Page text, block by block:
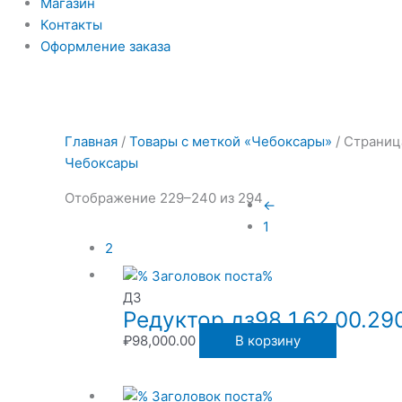
Контакты
Оформление заказа
Главная / Товары с меткой «Чебоксары» /
Чебоксары
Отображение 229–240 из 294
ДЗ
Редуктор дз98
₽98,000.00 В корзину
←
1
2